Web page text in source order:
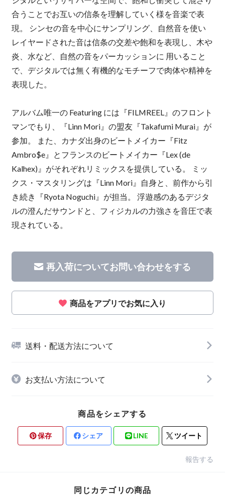
合うことでお互いの信条を理解していく様を音楽で表
現。 シンセの音を中心にサンプリング、自然音を使い
レイヤードされた音は信条の交差や飽和を表現し、木や
炎、水など、自然の音をパーカッションに 用いること
で、デジタルでは無く有機的なモチーフで肉体や精神を
表現した。
アルバム唯一の Featuring には『FILMREEL』のフロント
マンでもり、『Linn Mori』の盟友『Takafumi Murai』が
参加。 また、カナダ出身のビートメイカー『Fitz
Ambro$e』とフランスのビートメイカー『Lex (de
Kalhex)』がそれぞれリミックスを提供している。 ミッ
クス・マスタリングは『Linn Mori』自身と、前作から引
き続き『Ryota Noguchi』が担当。 浮遊感のあるデジタ
ルの澄んだサウンドと、フィジカルの力強さを音圧で表
現されている。
再入荷についてお問い合わせをする
商品をアプリでお気に入り
送料・配送方法について
お支払い方法について
商品をシェアする
保存 シェア LINE ツイート
報告する
同じカテゴリの商品